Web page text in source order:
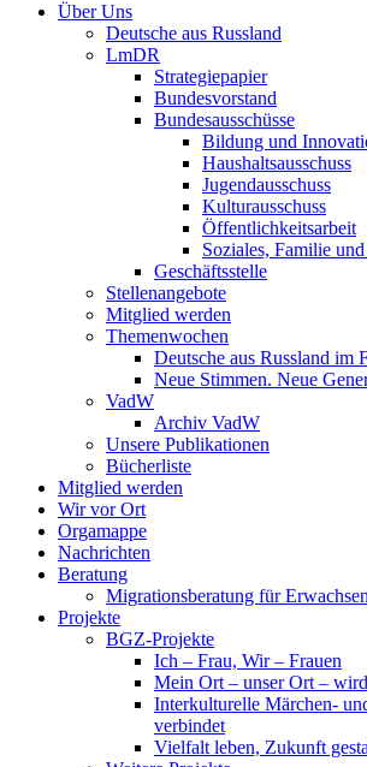
Über Uns
Deutsche aus Russland
LmDR
Strategiepapier
Bundesvorstand
Bundesausschüsse
Bildung und
Haushaltsausschuss
Jugendausschuss
Kulturausschuss
Öffentlichkeitsarbeit
Soziales, Familie
Geschäftsstelle
Stellenangebote
Mitglied werden
Themenwochen
Deutsche aus Russland im
Neue Stimmen. Neue
VadW
Archiv VadW
Unsere Publikationen
Bücherliste
Mitglied werden
Wir vor Ort
Orgamappe
Nachrichten
Beratung
Migrationsberatung für
Projekte
BGZ-Projekte
Ich – Frau, Wir – Frauen
Mein Ort – unser Ort –
Interkulturelle Märchen-
verbindet
Vielfalt leben, Zukunft